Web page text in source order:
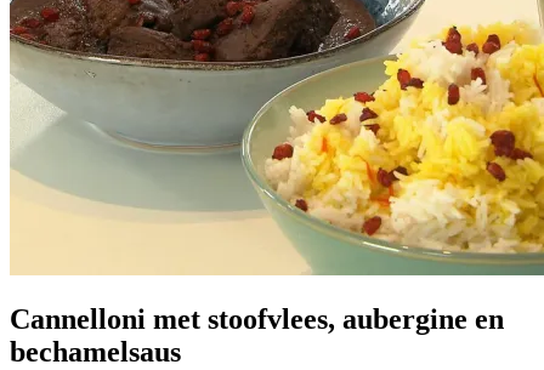
Cannelloni met stoofvlees, aubergine en
bechamelsaus